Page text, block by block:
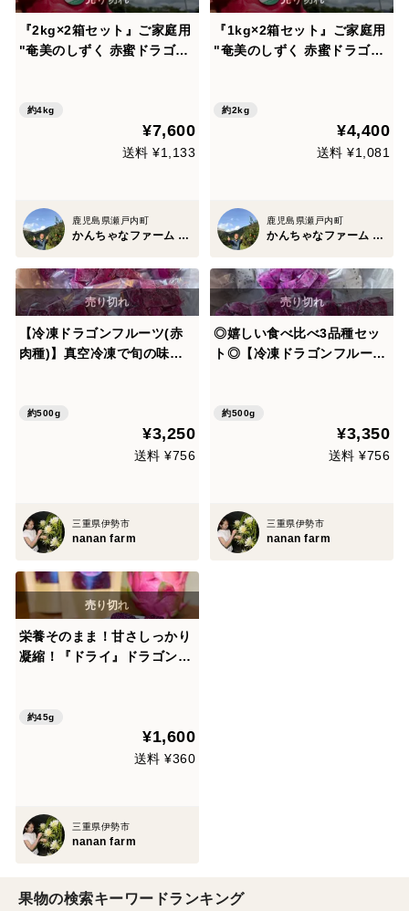
『2kg×2箱セット』ご家庭用
"奄美のしずく 赤蜜ドラゴン
約4kg
¥7,600
送料 ¥1,133
鹿児島県瀬戸内町
かんちゃなファーム -奄美熱帯果樹園-
『1kg×2箱セット』ご家庭用
"奄美のしずく 赤蜜ドラゴン
約2kg
¥4,400
送料 ¥1,081
鹿児島県瀬戸内町
かんちゃなファーム -奄美熱帯果樹園-
【冷凍ドラゴンフルーツ(赤
肉種)】真空冷凍で旬の味、
0g)
約500g
¥3,250
送料 ¥756
三重県伊勢市
nanan farm
◎嬉しい食べ比べ3品種セッ
ト◎【冷凍ドラゴンフルーツ
ギュッと閉じ込め！ 100g×
約500g
¥3,350
送料 ¥756
三重県伊勢市
nanan farm
栄養そのまま！甘さしっかり
凝縮！『ドライ』ドラゴンフ
約45g
¥1,600
送料 ¥360
三重県伊勢市
nanan farm
果物の検索キーワードランキング